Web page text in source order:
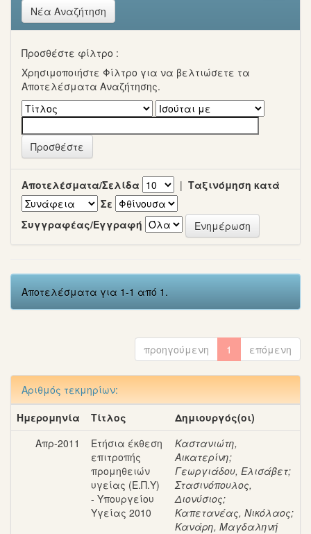
Νέα Αναζήτηση
Προσθέστε φίλτρο :
Χρησιμοποιήστε Φίλτρο για να βελτιώσετε τα
Αποτελέσματα Αναζήτησης.
Αποτελέσματα/Σελίδα | Ταξινόμηση κατά
Σε
Συγγραφέας/Εγγραφή
Αποτελέσματα για 1-1 από 1.
προηγούμενη 1 επόμενη
Αριθμός τεκμηρίων:
Ημερομηνία
Τίτλος
Δημιουργός(οι)
Απρ-2011
Ετήσια έκθεση
επιτροπής
προμηθειών
υγείας (Ε.Π.Υ)
- Υπουργείου
Υγείας 2010
Καστανιώτη,
Αικατερίνη;
Γεωργιάδου, Ελισάβετ;
Στασινόπουλος,
Διονύσιος;
Καπετανέας, Νικόλαος;
Κανάρη, Μαγδαληνή